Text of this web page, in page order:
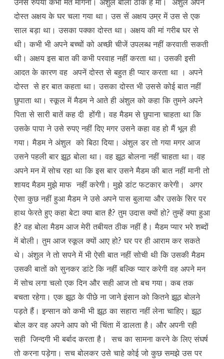
उनसे रुपया कभी मत मांगना। अंशुल बोला ठीक है मां। अंशुल अपने
दोस्त अक्षय के घर चला गया था। उस सें अक्षय उम्र में उस से एक
साल बड़ा था। उसका पक्का दोस्त था। अक्षय की मां गरीब घर से
थी। कभी भी अपने बच्चों को अच्छी चीजें उपलब्ध नहीं करवाती सकती
थी। अक्षय इस बात की कभी परवाह नहीं करता था। उसकी इसी
आदत के कारण वह अपनें दोस्त से बहुत ही प्यार करता था । अपने
दोस्त से हर बात कहता था। उसका दोस्त भी उससे कोई बात नहीं
छुपाता था। स्कूल में मैडम ने आते ही अंशुल को कहा कि तुमने अपने
पिता से सारी बातें कह दी होंगी। वह मैडम से छुपाना चाहता था कि
उसके पापा ने उसे रुपए नहीं दिए मगर उसने कहा वह हो मैं भूल ही
गया। मैडम ने अंशुल को बिठा दिया। अंशुल डर तो गया मगर आज
उसने पहली बार झूठ बोला था। वह झूठ बोलना नहीं चाहता था। वह
अपने मन में सोच रहा था कि इस बार उसने मैडम की बात नहीं मानी तो
शायद मैडम मुझे माफ नहीं करेगी। मुझे डांट फटकार करेगी। अगर
ऐसा कुछ नहीं हुआ मैडम ने उसे अपने पास बुलाया और उसके सिर पर
हाथ फेरते हुए कहा बेटा क्या बात है? तुम उदास क्यों हो? तुम्हें क्या हुआ
है? वह बोला मैडम आज मेरी तबीयत ठीक नहीं है। मैडम प्यार भरे शब्दों
में बोली। तुम आज स्कूल क्यों आए हो? घर पर ही आराम कर सकते
थे। अंशुल ने तो सपने में भी ऐसी बात नहीं सोची थी कि उसकी मैडम
उसकी बातों को सुनकर डांटे कि नहीं बल्कि प्यार करेगी वह अपने मन
में सोच लगा चलो एक दिन और सही आज तो बच गया। कब तक
बचता रहेगा। एक झूठ के पीछे ना जाने इंसान को कितने झूठ बोलने
पड़ते हैं। इन्सान को कभी भी झूठ का सहारा नहीं लेना चाहिए। झूठ
बोल कर वह अपने आप को भी चिंता में डालता है। और अपनी रही
सही जिन्दगी भी बर्बाद करता है। सच का सामना करने के लिए संघर्ष
तो करना पड़ेगा। सच बोलकर उसे चाहे कोई जो कुछ समझे उस पर